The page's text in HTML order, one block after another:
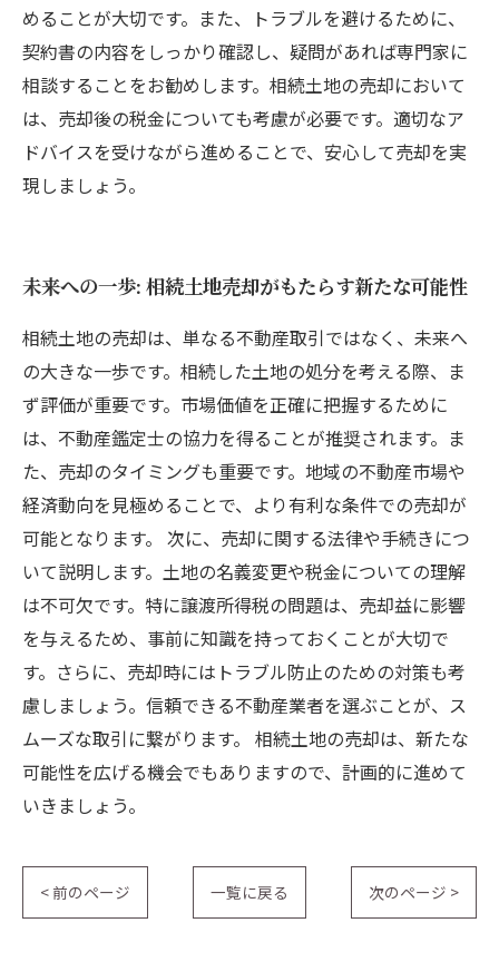
めることが大切です。また、トラブルを避けるために、
契約書の内容をしっかり確認し、疑問があれば専門家に
相談することをお勧めします。相続土地の売却において
は、売却後の税金についても考慮が必要です。適切なア
ドバイスを受けながら進めることで、安心して売却を実
現しましょう。
未来への一歩: 相続土地売却がもたらす新たな可能性
相続土地の売却は、単なる不動産取引ではなく、未来へ
の大きな一歩です。相続した土地の処分を考える際、ま
ず評価が重要です。市場価値を正確に把握するために
は、不動産鑑定士の協力を得ることが推奨されます。ま
た、売却のタイミングも重要です。地域の不動産市場や
経済動向を見極めることで、より有利な条件での売却が
可能となります。 次に、売却に関する法律や手続きにつ
いて説明します。土地の名義変更や税金についての理解
は不可欠です。特に譲渡所得税の問題は、売却益に影響
を与えるため、事前に知識を持っておくことが大切で
す。さらに、売却時にはトラブル防止のための対策も考
慮しましょう。信頼できる不動産業者を選ぶことが、ス
ムーズな取引に繋がります。 相続土地の売却は、新たな
可能性を広げる機会でもありますので、計画的に進めて
いきましょう。
< 前のページ 一覧に戻る 次のページ >